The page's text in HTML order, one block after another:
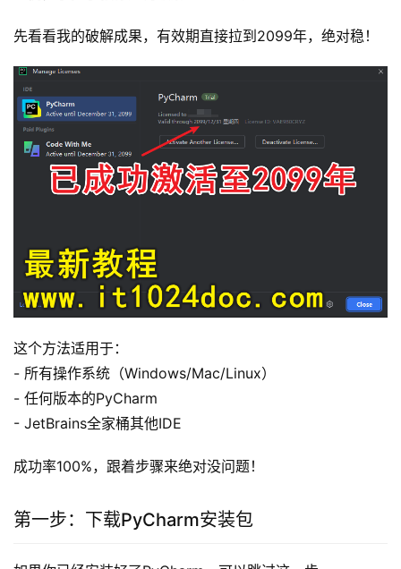
先看看我的破解成果，有效期直接拉到2099年，绝对稳！
这个方法适用于：
- 所有操作系统（Windows/Mac/Linux）
- 任何版本的PyCharm
- JetBrains全家桶其他IDE
成功率100%，跟着步骤来绝对没问题！
第一步：下载PyCharm安装包